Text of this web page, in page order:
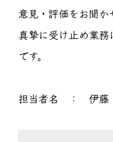
意見・評価をお聞か
真摯に受け止め業
です。
担当者名 ： 伊藤